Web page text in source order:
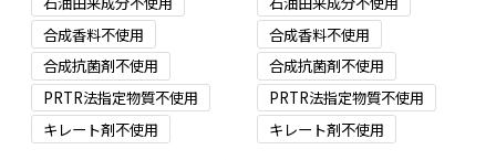
合成香料不使用
合成抗菌剤不使用
PRTR法指定物質不使用
キレート剤不使用
合成香料不使用
合成抗菌剤不使用
PRTR法指定物質不使用
キレート剤不使用